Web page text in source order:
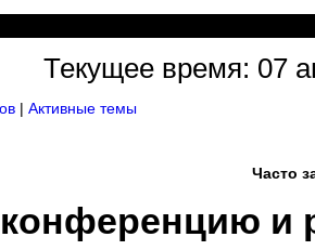
Текущее время: 07
| Активные темы
Часто
и